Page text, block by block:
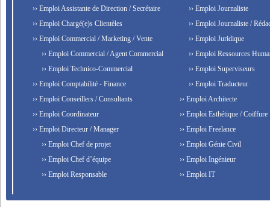
›› Emploi Assistante de Direction / Secrétaire
›› Emploi Chargé(e)s Clientèles
›› Emploi Commercial / Marketing / Vente
›› Emploi Commercial / Agent Commercial
›› Emploi Technico-Commercial
›› Emploi Comptabilité - Finance
›› Emploi Conseillers / Consultants
›› Emploi Coordinateur
›› Emploi Directeur / Manager
›› Emploi Chef de projet
›› Emploi Chef d’équipe
›› Emploi Responsable
›› Emploi Journaliste
›› Emploi Journaliste /
›› Emploi Juridique
›› Emploi Ressources
›› Emploi Superviseurs
›› Emploi Traducteur
›› Emploi Architecte
›› Emploi Esthétique / Coiffure
›› Emploi Freelance
›› Emploi Génie Civil
›› Emploi Ingénieur
›› Emploi IT